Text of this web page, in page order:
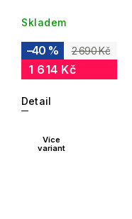
Skladem
2 690 Kč
–40 %
1 614 Kč
Detail
Více
variant